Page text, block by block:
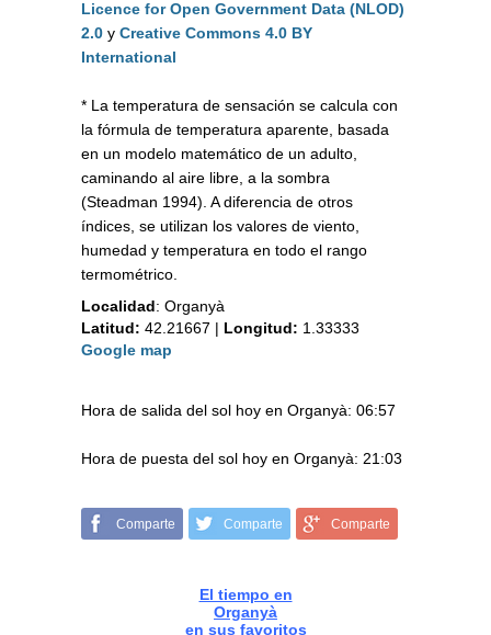
Licence for Open Government Data (NLOD)
2.0 y Creative Commons 4.0 BY
International
* La temperatura de sensación se calcula con
la fórmula de temperatura aparente, basada
en un modelo matemático de un adulto,
caminando al aire libre, a la sombra
(Steadman 1994). A diferencia de otros
índices, se utilizan los valores de viento,
humedad y temperatura en todo el rango
termométrico.
Localidad: Organyà
Latitud: 42.21667 | Longitud: 1.33333
Google map
Hora de salida del sol hoy en Organyà: 06:57
Hora de puesta del sol hoy en Organyà: 21:03
Comparte Comparte Comparte
El tiempo en
Organyà
en sus favoritos